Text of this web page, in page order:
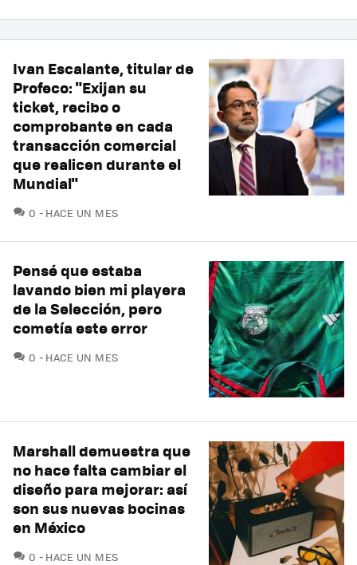
Ivan Escalante, titular de
Profeco: "Exijan su
ticket, recibo o
comprobante en cada
transacción comercial
que realicen durante el
Mundial"
0 COMENTARIOS
HACE UN MES
Pensé que estaba
lavando bien mi playera
de la Selección, pero
cometía este error
0 COMENTARIOS
HACE UN MES
Marshall demuestra que
no hace falta cambiar el
diseño para mejorar: así
son sus nuevas bocinas
en México
0 COMENTARIOS
HACE UN MES